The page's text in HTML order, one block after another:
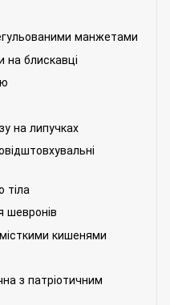
манжетами
на блискавці
на липучках
тіла
шевронів
кишенями
з патріотичним